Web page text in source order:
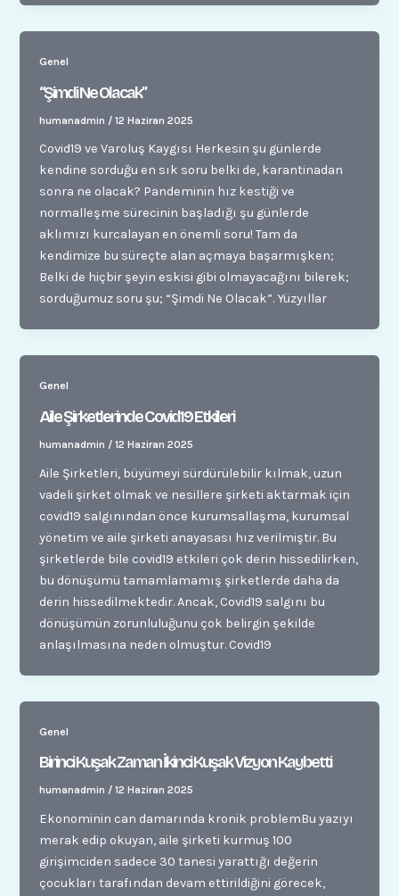
Genel
“Şimdi Ne Olacak”
humanadmin /12 Haziran 2025
Covid19 ve Varoluş Kaygısı Herkesin şu günlerde
kendine sorduğu en sık soru belki de, karantinadan
sonra ne olacak? Pandeminin hız kestiği ve
normalleşme sürecinin başladığı şu günlerde
aklımızı kurcalayan en önemli soru! Tam da
kendimize bu süreçte alan açmaya başarmışken;
Belki de hiçbir şeyin eskisi gibi olmayacağını bilerek;
sorduğumuz soru şu; “Şimdi Ne Olacak”. Yüzyıllar
Genel
Aile Şirketlerinde Covid19 Etkileri
humanadmin /12 Haziran 2025
Aile Şirketleri, büyümeyi sürdürülebilir kılmak, uzun
vadeli şirket olmak ve nesillere şirketi aktarmak için
covid19 salgınından önce kurumsallaşma, kurumsal
yönetim ve aile şirketi anayasası hız verilmiştir. Bu
şirketlerde bile covid19 etkileri çok derin hissedilirken,
bu dönüşümü tamamlamamış şirketlerde daha da
derin hissedilmektedir. Ancak, Covid19 salgını bu
dönüşümün zorunluluğunu çok belirgin şekilde
anlaşılmasına neden olmuştur. Covid19
Genel
Birinci Kuşak Zaman İkinci Kuşak Vizyon Kaybetti
humanadmin /12 Haziran 2025
Ekonominin can damarında kronik problemBu yazıyı
merak edip okuyan, aile şirketi kurmuş 100
girişimciden sadece 30 tanesi yarattığı değerin
çocukları tarafından devam ettirildiğini görecek,